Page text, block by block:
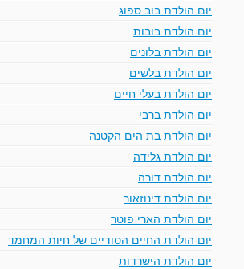
יום הולדת בוב ספוג
יום הולדת בובות
יום הולדת בלונים
יום הולדת בלשים
יום הולדת בעלי חיים
יום הולדת ברבי
יום הולדת בת הים הקטנה
יום הולדת גלידה
יום הולדת דורה
יום הולדת דינוזאור
יום הולדת הארי פוטר
יום הולדת החיים הסודיים של חיות המחמד
יום הולדת הישרדות